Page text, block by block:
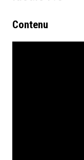
Contenu